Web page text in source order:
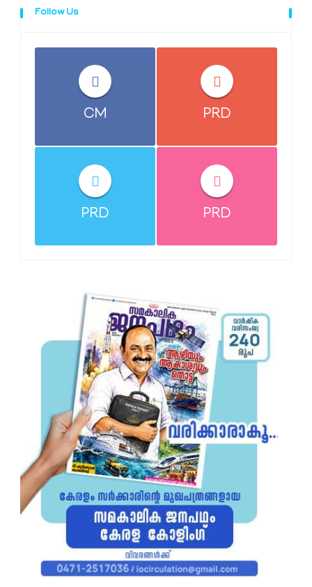
Follow Us
CM PRD
PRD PRD